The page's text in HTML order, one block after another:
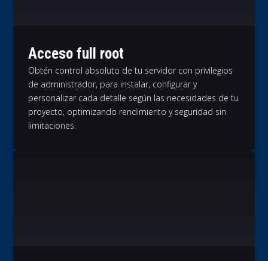
Acceso full root
Obtén control absoluto de tu servidor con privilegios
de administrador, para instalar, configurar y
personalizar cada detalle según las necesidades de tu
proyecto, optimizando rendimiento y seguridad sin
limitaciones.